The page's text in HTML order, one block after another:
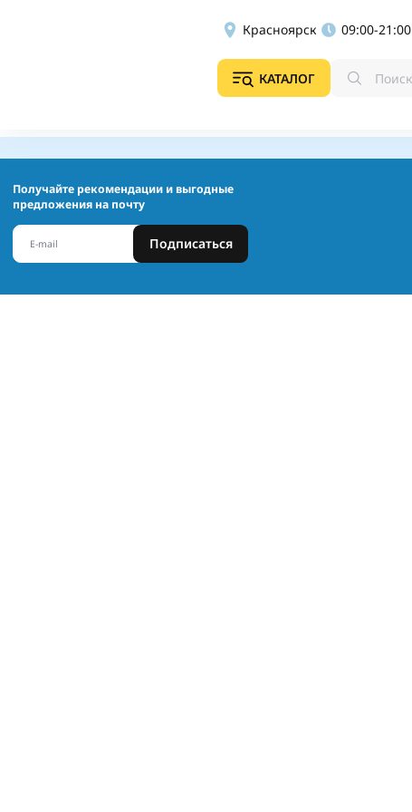
Красноярск 09:00-21:00
КАТАЛОГ
Получайте рекомендации и выгодные
предложения на почту
Подписаться